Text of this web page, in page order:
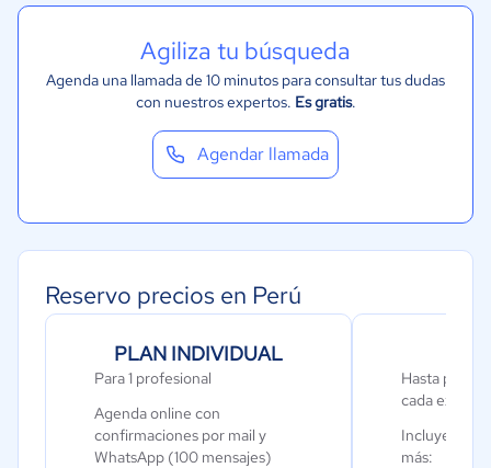
Agiliza tu búsqueda
Agenda una llamada de 10 minutos para consultar tus dudas
con nuestros expertos. Es gratis.
Agendar llamada
Reservo precios en Perú
PLAN INDIVIDUAL
Para 1 profesional
Agenda online con
confirmaciones por mail y
WhatsApp (100 mensajes)
Hasta para
cada extra:
Incluye todo
más: